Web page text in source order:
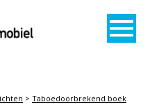
> Taboedoorbrekend boek